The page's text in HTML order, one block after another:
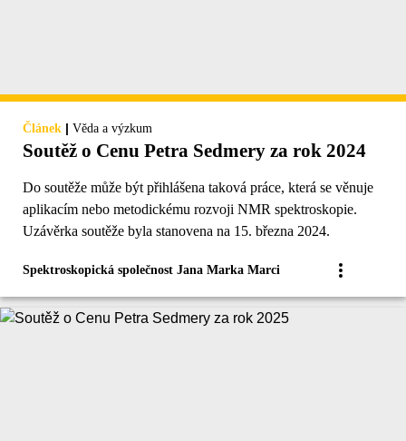
Článek | Věda a výzkum
Soutěž o Cenu Petra Sedmery za rok 2024
Do soutěže může být přihlášena taková práce, která se věnuje
aplikacím nebo metodickému rozvoji NMR spektroskopie.
Uzávěrka soutěže byla stanovena na 15. března 2024.
Spektroskopická společnost Jana Marka Marci